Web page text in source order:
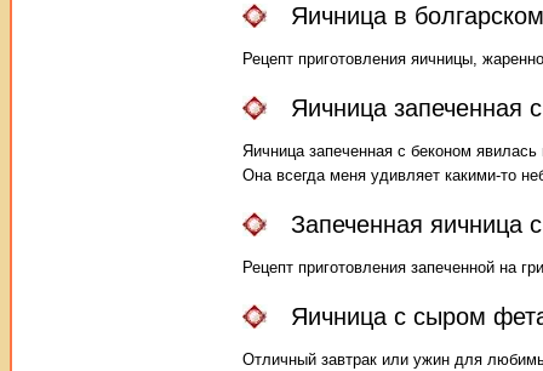
Яичница в
Рецепт приготовления яичницы,
Яичница запеченная
Яичница запеченная с беконом
Она всегда меня удивляет какими-то
Запеченная яичница
Рецепт приготовления запеченной на
Яичница с сыром
Отличный завтрак или ужин для